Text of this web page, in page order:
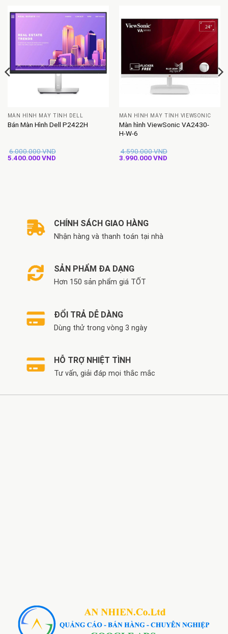
MÀN HÌNH MÁY TÍNH DELL
Bán Màn Hình Dell P2422H
6.000.000VND
Giá
5.400.000VNDGiá
MÀN HÌNH MÁY TÍNH VIEWSONIC
Màn hình ViewSonic VA2430-
H-W-6
4.590.000VND
Giá
3.990.000VNDGiá
CHÍNH SÁCH GIAO HÀNG
Nhận hàng và thanh toán tại nhà
SẢN PHẨM ĐA DẠNG
Hơn 150 sản phẩm giá TỐT
ĐỔI TRẢ DỄ DÀNG
Dùng thử trong vòng 3 ngày
HỖ TRỢ NHIỆT TÌNH
Tư vấn, giải đáp mọi thắc mắc